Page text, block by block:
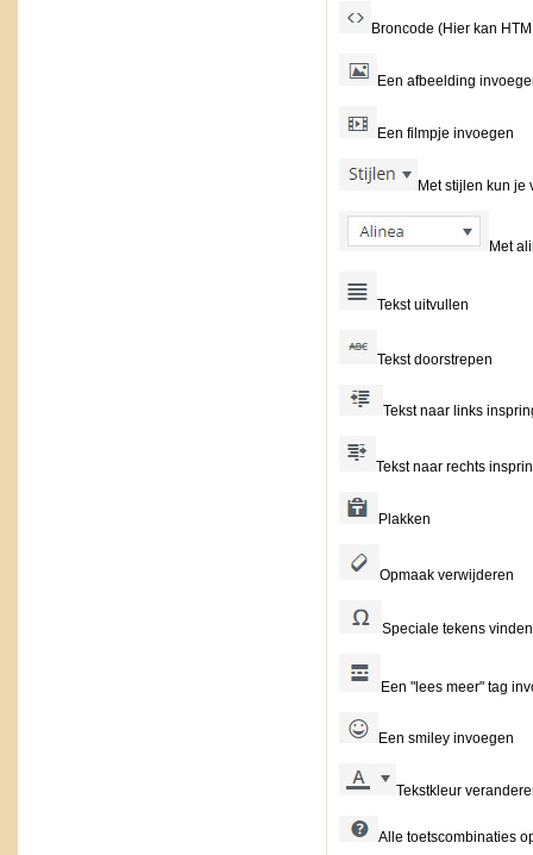
Broncode (Hier kan
Een afbeelding
Een filmpje invoegen
Met stijlen kun je
Met
Tekst uitvullen
Tekst doorstrepen
Tekst naar links
Tekst naar rechts
Plakken
Opmaak verwijderen
Speciale tekens vinden
Een "lees meer" tag
Een smiley invoegen
Tekstkleur
Alle toetscombinaties